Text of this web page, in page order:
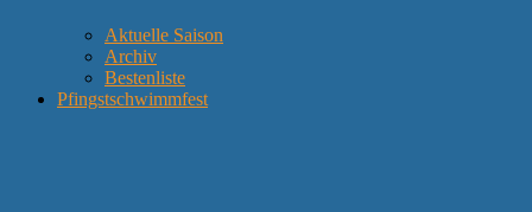
Aktuelle Saison
Archiv
Bestenliste
Pfingstschwimmfest